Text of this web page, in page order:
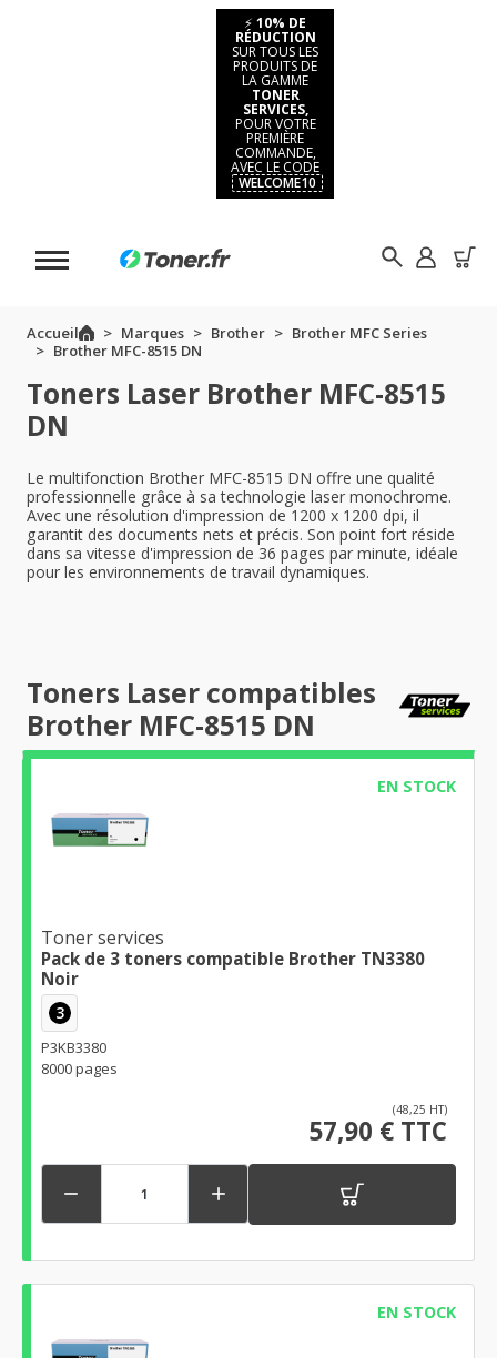
⚡ 10% DE
RÉDUCTION
SUR TOUS LES
PRODUITS DE
LA GAMME
TONER
SERVICES,
POUR VOTRE
PREMIÈRE
COMMANDE,
AVEC LE CODE
WELCOME10
Accueil Marques Brother
Brother MFC Series
Brother MFC-8515 DN
Toners Laser Brother MFC-8515
DN
Le multifonction Brother MFC-8515 DN offre une qualité
professionnelle grâce à sa technologie laser monochrome.
Avec une résolution d'impression de 1200 x 1200 dpi, il
garantit des documents nets et précis. Son point fort réside
dans sa vitesse d'impression de 36 pages par minute, idéale
pour les environnements de travail dynamiques.
Toners Laser compatibles
Brother MFC-8515 DN
EN STOCK
Toner services
Pack de 3 toners compatible Brother TN3380
Noir
3
P3KB3380
8000 pages
(48,25 HT)
57,90 € TTC
 
EN STOCK